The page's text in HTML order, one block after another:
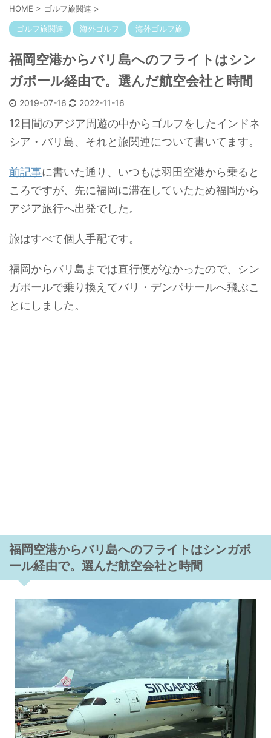
HOME > ゴルフ旅関連 >
ゴルフ旅関連 海外ゴルフ 海外ゴルフ旅
福岡空港からバリ島へのフライトはシン
ガポール経由で。選んだ航空会社と時間
2019-07-16 2022-11-16
12日間のアジア周遊の中からゴルフをしたインドネ
シア・バリ島、それと旅関連について書いてます。
前記事に書いた通り、いつもは羽田空港から乗ると
ころですが、先に福岡に滞在していたため福岡から
アジア旅行へ出発でした。
旅はすべて個人手配です。
福岡からバリ島までは直行便がなかったので、シン
ガポールで乗り換えてバリ・デンパサールへ飛ぶこ
とにしました。
福岡空港からバリ島へのフライトはシンガポ
ール経由で。選んだ航空会社と時間